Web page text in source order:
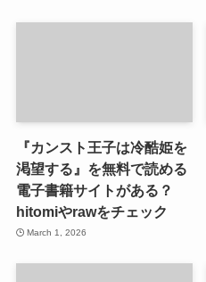
『カンスト王子は冷酷姫を
渇望する』を無料で読める
電子書籍サイトがある？
hitomiやrawをチェック
March 1, 2026